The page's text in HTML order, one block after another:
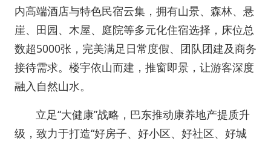
内高端酒店与特色民宿云集，拥有山景、森林、悬
崖、田园、木屋、庭院等多元化住宿选择，床位总
数超5000张，完美满足日常度假、团队团建及商务
接待需求。楼宇依山而建，推窗即景，让游客深度
融入自然山水。
立足“大健康”战略，巴东推动康养地产提质升
级，致力于打造“好房子、好小区、好社区、好城